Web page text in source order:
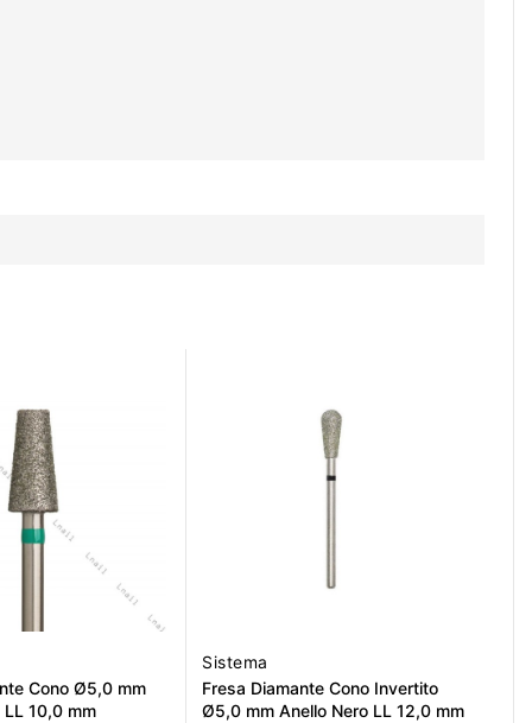
Cono Ø5,0 mm
LL 10,0 mm
Sistema
Fresa Diamante Cono Invertito
Ø5,0 mm Anello Nero LL 12,0 mm